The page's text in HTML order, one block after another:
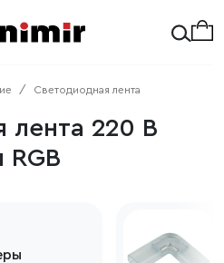
Светодиодная лента
лента 220 В
RGB